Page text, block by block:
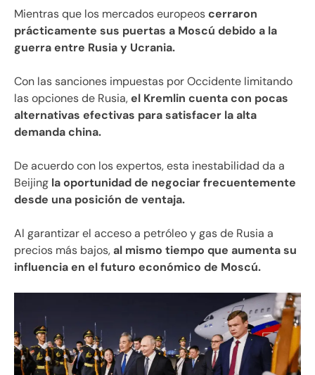
Mientras que los mercados europeoscerraron
prácticamente sus puertas a Moscú debido a la
guerra entre Rusia y Ucrania.
Con las sanciones impuestas por Occidente limitando
las opciones de Rusia,el Kremlin cuenta con pocas
alternativas efectivas para satisfacer la alta
demanda china.
De acuerdo con los expertos, esta inestabilidad da a
Beijing la oportunidad de negociar frecuentemente
desde una posición de ventaja.
Al garantizar el acceso a petróleo y gas de Rusia a
precios más bajos,al mismo tiempo que aumenta su
influencia en el futuro económico de Moscú.